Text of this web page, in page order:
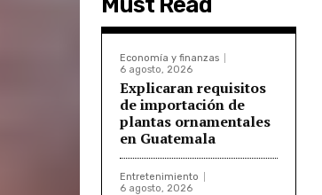
Economía y finanzas
6 agosto, 2026
Explicaran requisitos
de importación de
plantas ornamentales
en Guatemala
Entretenimiento
6 agosto, 2026